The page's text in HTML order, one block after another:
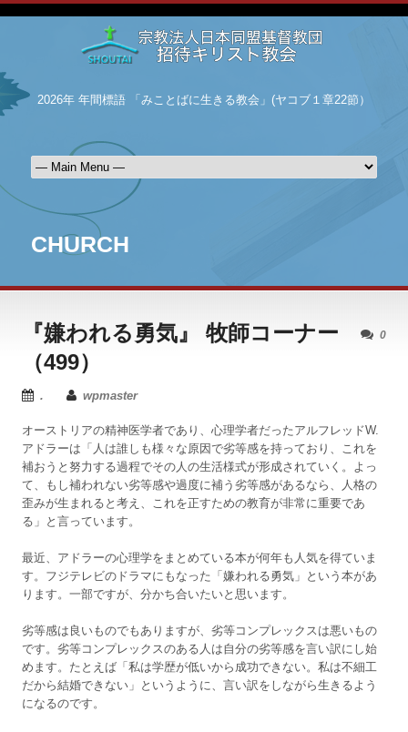
2026年 年間標語 「みことばに生きる教会」(ヤコブ１章22節）
CHURCH
0
『嫌われる勇気』 牧師コーナー
（499）
. wpmaster
オーストリアの精神医学者であり、心理学者だったアルフレッドW.
アドラーは「人は誰しも様々な原因で劣等感を持っており、これを
補おうと努力する過程でその人の生活様式が形成されていく。よっ
て、もし補われない劣等感や過度に補う劣等感があるなら、人格の
歪みが生まれると考え、これを正すための教育が非常に重要であ
る」と言っています。
最近、アドラーの心理学をまとめている本が何年も人気を得ていま
す。フジテレビのドラマにもなった「嫌われる勇気」という本があ
ります。一部ですが、分かち合いたいと思います。
劣等感は良いものでもありますが、劣等コンプレックスは悪いもの
です。劣等コンプレックスのある人は自分の劣等感を言い訳にし始
めます。たとえば「私は学歴が低いから成功できない。私は不細工
だから結婚できない」というように、言い訳をしながら生きるよう
になるのです。